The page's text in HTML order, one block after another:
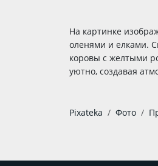
На картинке
оленями и елками.
коровы с желтыми
уютно, создавая
Pixateka Фото